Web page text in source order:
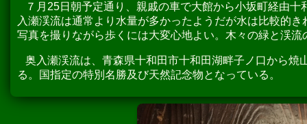
７月25日朝予定通り、親戚の車で大館から小坂町経由
入瀬渓流は通常より水量が多かったようだが水は比較的
写真を撮りながら歩くには大変心地よい。木々の緑と渓
奥入瀬渓流は、青森県十和田市十和田湖畔子ノ口から
る。国指定の特別名勝及び天然記念物となっている。